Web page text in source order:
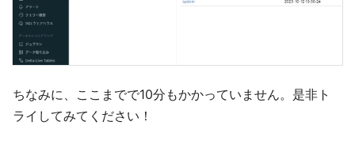
ちなみに、ここまでで10分もかかっていません。是非ト
ライしてみてください！